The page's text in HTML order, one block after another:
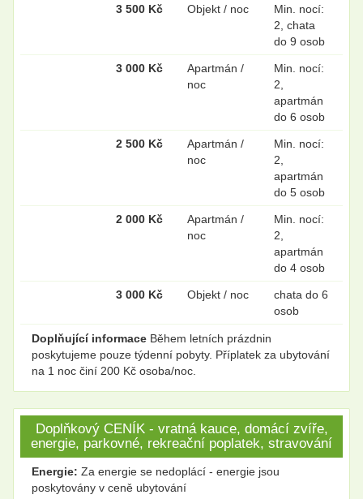
3 500 Kč Objekt / noc
Min. nocí:
2, chata
do 9 osob
3 000 Kč
Apartmán /
noc
Min. nocí:
2,
apartmán
do 6 osob
2 500 Kč
Apartmán /
noc
Min. nocí:
2,
apartmán
do 5 osob
2 000 Kč
Apartmán /
noc
Min. nocí:
2,
apartmán
do 4 osob
3 000 Kč Objekt / noc
chata do 6
osob
Doplňující informace Během letních prázdnin
poskytujeme pouze týdenní pobyty. Příplatek za ubytování
na 1 noc činí 200 Kč osoba/noc.
Doplňkový CENÍK - vratná kauce, domácí zvíře,
energie, parkovné, rekreační poplatek, stravování
Energie: Za energie se nedoplácí - energie jsou
poskytovány v ceně ubytování